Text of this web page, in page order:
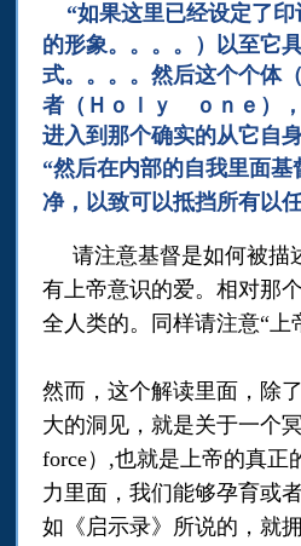
“如果这里已经设定了
的形象。。。。）以至它
式。。。。然后这个个体
者（Ｈｏｌｙ ｏｎｅ）
进入到那个确实的从它自
“然后在内部的自我里面
净，以致可以抵挡所有以
请注意基督是如何被描
有上帝意识的爱。相对那
全人类的。同样请注意“
然而，这个解读里面，除
大的洞见，就是关于一个
force）,也就是上帝的真
力里面，我们能够孕育或
如《启示录》所说的，就